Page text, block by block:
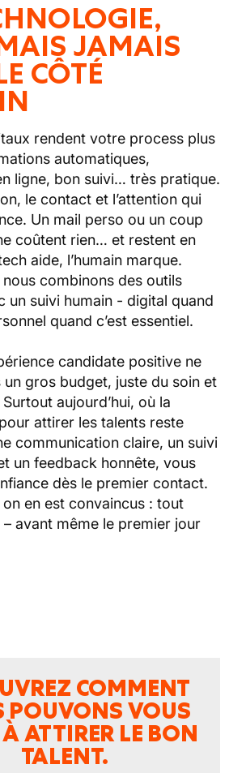
JAMAIS
CÔTÉ
rendent votre process plus
automatiques,
ligne, bon suivi… très pratique.
le contact et l’attention qui
Un mail perso ou un coup
coûtent rien… et restent en
aide, l’humain marque.
combinons des outils
un suivi humain - digital quand
quand c’est essentiel.
candidate positive ne
un gros budget, juste du soin et
aujourd’hui, où la
attirer les talents reste
communication claire, un suivi
un feedback honnête, vous
dès le premier contact.
en est convaincus : tout
avant même le premier jour
COMMENT
POUVONS VOUS
ATTIRER LE BON
TALENT.